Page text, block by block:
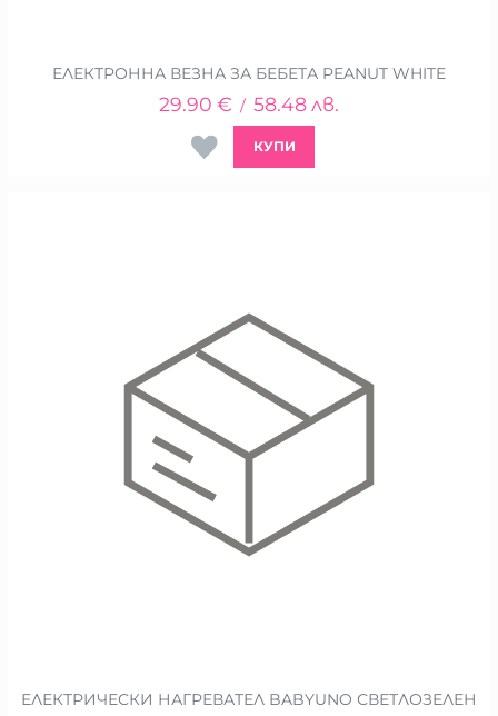
ЕЛЕКТРОННА ВЕЗНА ЗА БЕБЕТА PEANUT WHITE
29.90 € / 58.48лв.
КУПИ
ЕЛЕКТРИЧЕСКИ НАГРЕВАТЕЛ BABYUNO СВЕТЛОЗЕЛЕН